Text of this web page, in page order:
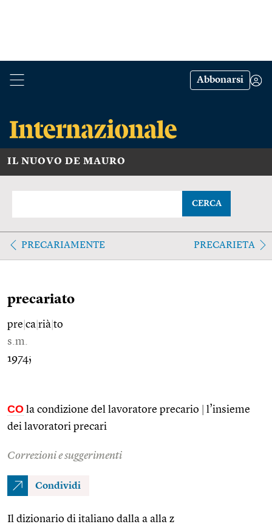
Abbonarsi
IL NUOVO DE MAURO
CERCA
PRECARIAMENTE PRECARIETA
precariato
pre ca rià to
s.m.
1974;
CO la condizione del lavoratore precario
l’insieme
dei lavoratori precari
Correzioni e suggerimenti
Condividi
Il dizionario di italiano dalla a alla z